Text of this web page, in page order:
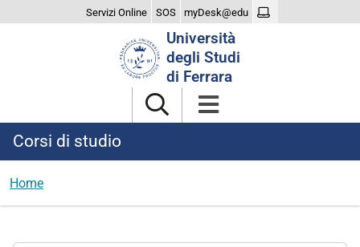
Servizi Online SOS myDesk@edu
Università
degli Studi
di Ferrara
Corsi di studio
Home